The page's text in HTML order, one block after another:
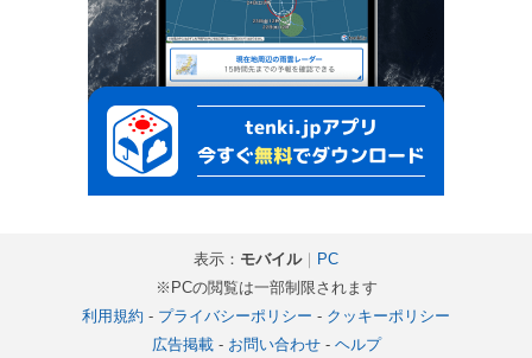
表示： モバイル｜ PC
※PCの閲覧は一部制限されます
利用規約 - プライバシーポリシー - クッキーポリシー
広告掲載- お問い合わせ- ヘルプ